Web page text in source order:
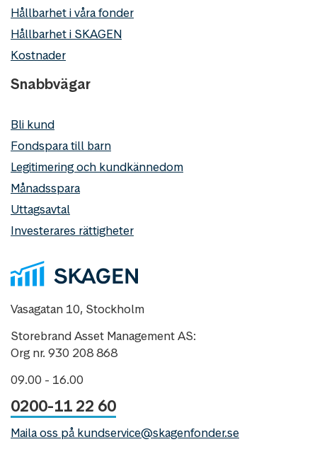
Hållbarhet i våra fonder
Hållbarhet i SKAGEN
Kostnader
Snabbvägar
Bli kund
Fondspara till barn
Legitimering och kundkännedom
Månadsspara
Uttagsavtal
Investerares rättigheter
Vasagatan 10, Stockholm
Storebrand Asset Management AS:
Org nr. 930 208 868
09.00 - 16.00
0200-11 22 60
Maila oss på kundservice@skagenfonder.se